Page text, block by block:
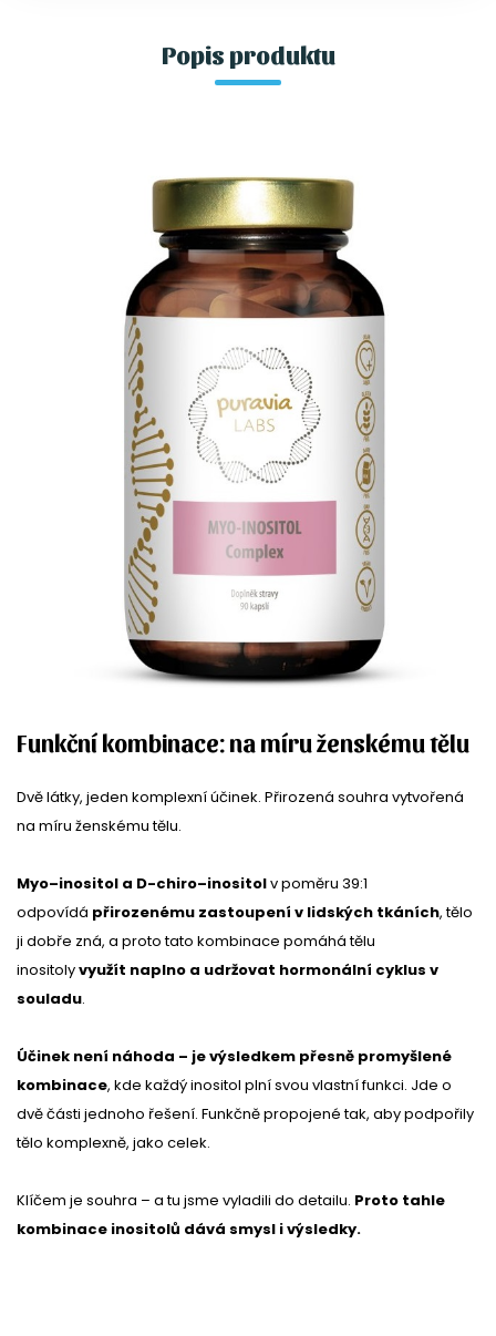
Popis produktu
Funkční kombinace: na míru ženskému tělu
Dvě látky, jeden komplexní účinek. Přirozená souhra vytvořená
na míru ženskému tělu.
Myo–inositol a D-chiro–inositolv poměru 39:1
odpovídá přirozenému zastoupení v lidských tkáních, tělo
ji dobře zná, a proto tato kombinace pomáhá tělu
inositolyvyužít naplno a udržovat hormonální cyklus v
souladu.
Účinek není náhoda – je výsledkem přesně promyšlené
kombinace, kde každý inositol plní svou vlastní funkci. Jde o
dvě části jednoho řešení. Funkčně propojené tak, aby podpořily
tělo komplexně, jako celek.
Klíčem je souhra – a tu jsme vyladili do detailu. Proto tahle
kombinace inositolů dává smysl i výsledky.